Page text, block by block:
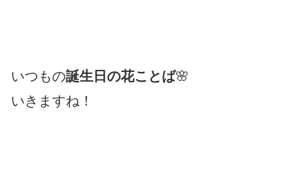
いつもの誕生日の花ことば🌸
いきますね！